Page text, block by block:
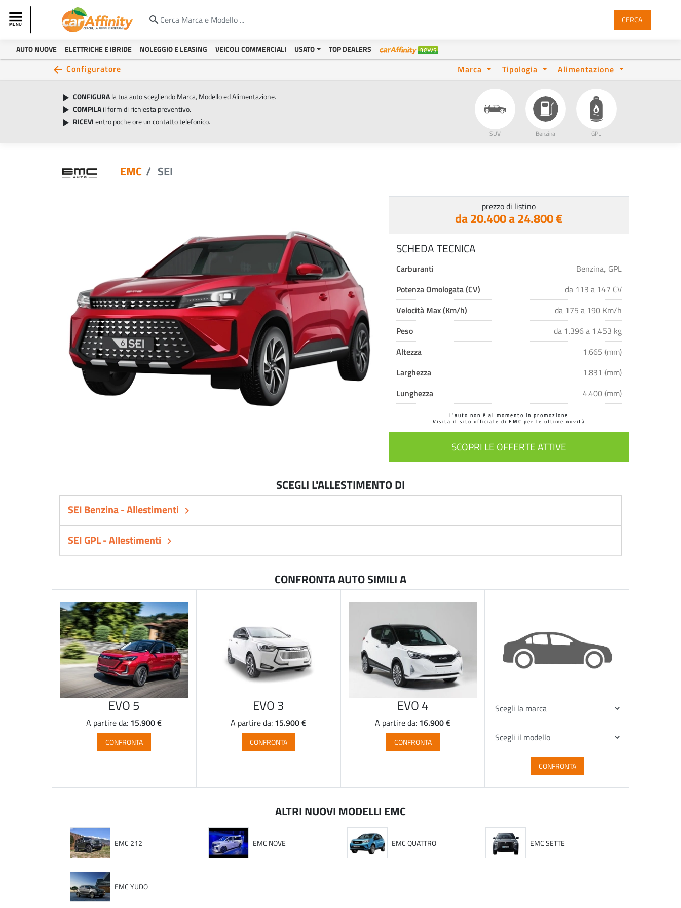
search CERCA
AUTO NUOVE ELETTRICHE E IBRIDE NOLEGGIO E LEASING VEICOLI COMMERCIALI USATO TOP DEALERS
arrow_back Configuratore Marca Tipologia Alimentazione
play_arrow CONFIGURA la tua auto scegliendo Marca, Modello ed Alimentazione.
play_arrow COMPILA il form di richiesta preventivo.
play_arrow RICEVI entro poche ore un contatto telefonico.
SUV Benzina GPL
EMC SEI
prezzo di listino
da 20.400 a 24.800 €
SCHEDA TECNICA
Carburanti Benzina, GPL
Potenza Omologata (CV) da 113 a 147 CV
Velocità Max (Km/h) da 175 a 190 Km/h
Peso da 1.396 a 1.453 kg
Altezza 1.665 (mm)
Larghezza 1.831 (mm)
Lunghezza 4.400 (mm)
L'auto non è al momento in promozione
Visita il sito ufficiale di EMC per le ultime novità
SCOPRI LE OFFERTE ATTIVE
SCEGLI L'ALLESTIMENTO DI
SEI Benzina - Allestimenti keyboard_arrow_right
SEI GPL - Allestimenti keyboard_arrow_right
CONFRONTA AUTO SIMILI A
EVO 5
A partire da: 15.900 €
CONFRONTA
EVO 3
A partire da: 15.900 €
CONFRONTA
EVO 4
A partire da: 16.900 €
CONFRONTA
CONFRONTA
ALTRI NUOVI MODELLI EMC
EMC 212 EMC NOVE EMC QUATTRO EMC SETTE
EMC YUDO